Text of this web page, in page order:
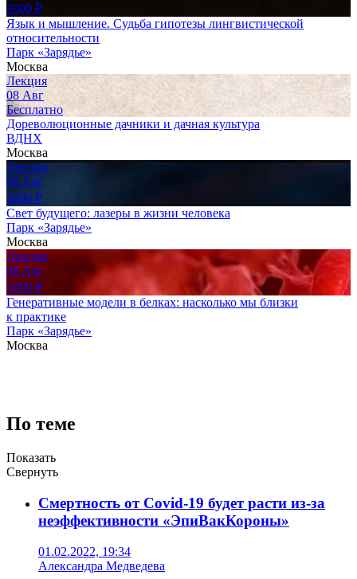
3000 ₽
Язык и мышление. Судьба гипотезы лингвистической
относительности
Парк «Зарядье»
Москва
Лекция
08 Авг
Бесплатно
Дореволюционные дачники и дачная культура
ВДНХ
Москва
Лекция
08 Авг
3000 ₽
Свет будущего: лазеры в жизни человека
Парк «Зарядье»
Москва
Лекция
08 Авг
3000 ₽
Генеративные модели в белках: насколько мы близки
к практике
Парк «Зарядье»
Москва
По теме
Показать
Свернуть
Смертность от Covid-19 будет расти из-за
неэффективности «ЭпиВакКороны»
01.02.2022, 19:34
Александра Медведева